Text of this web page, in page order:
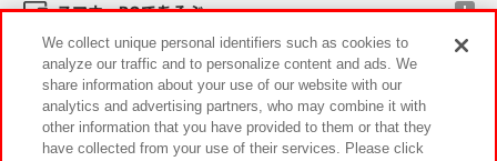
スマホ・PCであそぶ
イベント・キャンペーン
We collect unique personal identifiers such as cookies to
analyze our traffic and to personalize content and ads. We
share information about your use of our website with our
analytics and advertising partners, who may combine it with
other information that you have provided to them or that they
have collected from your use of their services. Please click